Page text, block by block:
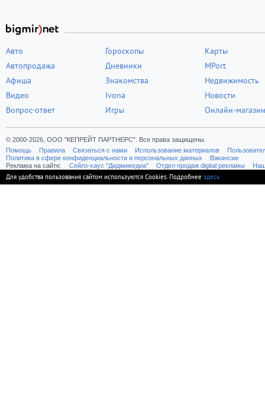
Авто
Автопродажа
Афиша
Видео
Вопрос-ответ
Гороскопы
Дневники
Знакомства
Ivona
Игры
Карты
MPort
Недвижимость
Новости
Онлайн-магазин
© 2000-2026, ООО "КЕПРЕЙТ ПАРТНЕРС". Все права защищены.
Помощь
Правила Связаться с нами Использование материалов
Политика в сфере конфиденциальности и персональных данных
Вакансии
Реклама на сайте:
Cейлз-хаус "Диджимедиа" Отдел продаж digital рекламы
Для удобства пользования сайтом используются Cookies. Подробнее здесь